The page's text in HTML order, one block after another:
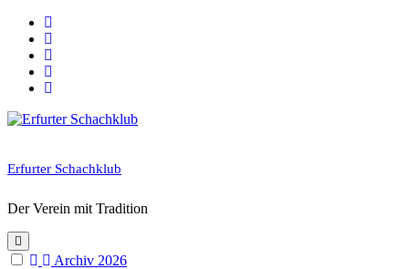
Skip
content
Erfurter Schachklub
Der Verein mit Tradition
Archiv 2026